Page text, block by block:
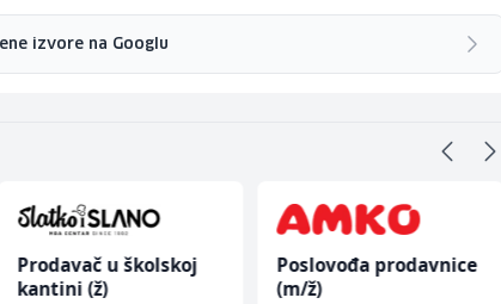
izvore na Googlu
Prodavač u školskoj
kantini (ž)
Poslovođa prodavnice
(m/ž)